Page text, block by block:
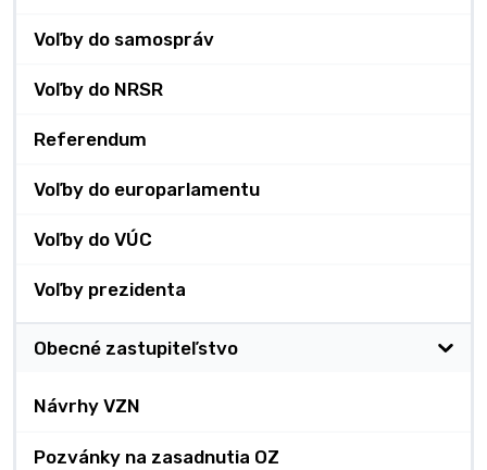
Voľby do samospráv
Voľby do NRSR
Referendum
Voľby do europarlamentu
Voľby do VÚC
Voľby prezidenta
Obecné zastupiteľstvo
Návrhy VZN
Pozvánky na zasadnutia OZ